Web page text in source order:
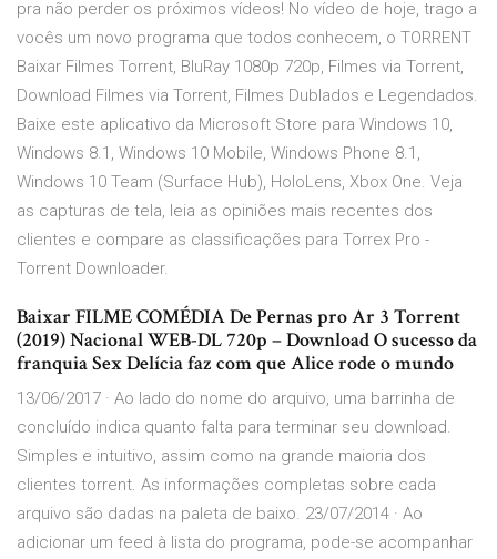
pra não perder os próximos vídeos! No vídeo de hoje, trago a
vocês um novo programa que todos conhecem, o TORRENT
Baixar Filmes Torrent, BluRay 1080p 720p, Filmes via Torrent,
Download Filmes via Torrent, Filmes Dublados e Legendados.
Baixe este aplicativo da Microsoft Store para Windows 10,
Windows 8.1, Windows 10 Mobile, Windows Phone 8.1,
Windows 10 Team (Surface Hub), HoloLens, Xbox One. Veja
as capturas de tela, leia as opiniões mais recentes dos
clientes e compare as classificações para Torrex Pro -
Torrent Downloader.
Baixar FILME COMÉDIA De Pernas pro Ar 3 Torrent
(2019) Nacional WEB-DL 720p – Download O sucesso da
franquia Sex Delícia faz com que Alice rode o mundo
13/06/2017 · Ao lado do nome do arquivo, uma barrinha de
concluído indica quanto falta para terminar seu download.
Simples e intuitivo, assim como na grande maioria dos
clientes torrent. As informações completas sobre cada
arquivo são dadas na paleta de baixo. 23/07/2014 · Ao
adicionar um feed à lista do programa, pode-se acompanhar